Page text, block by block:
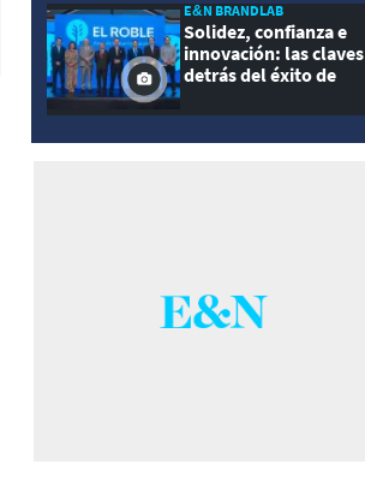
E&N BRANDLAB
Solidez, confianza e
innovación: las claves
detrás del éxito de